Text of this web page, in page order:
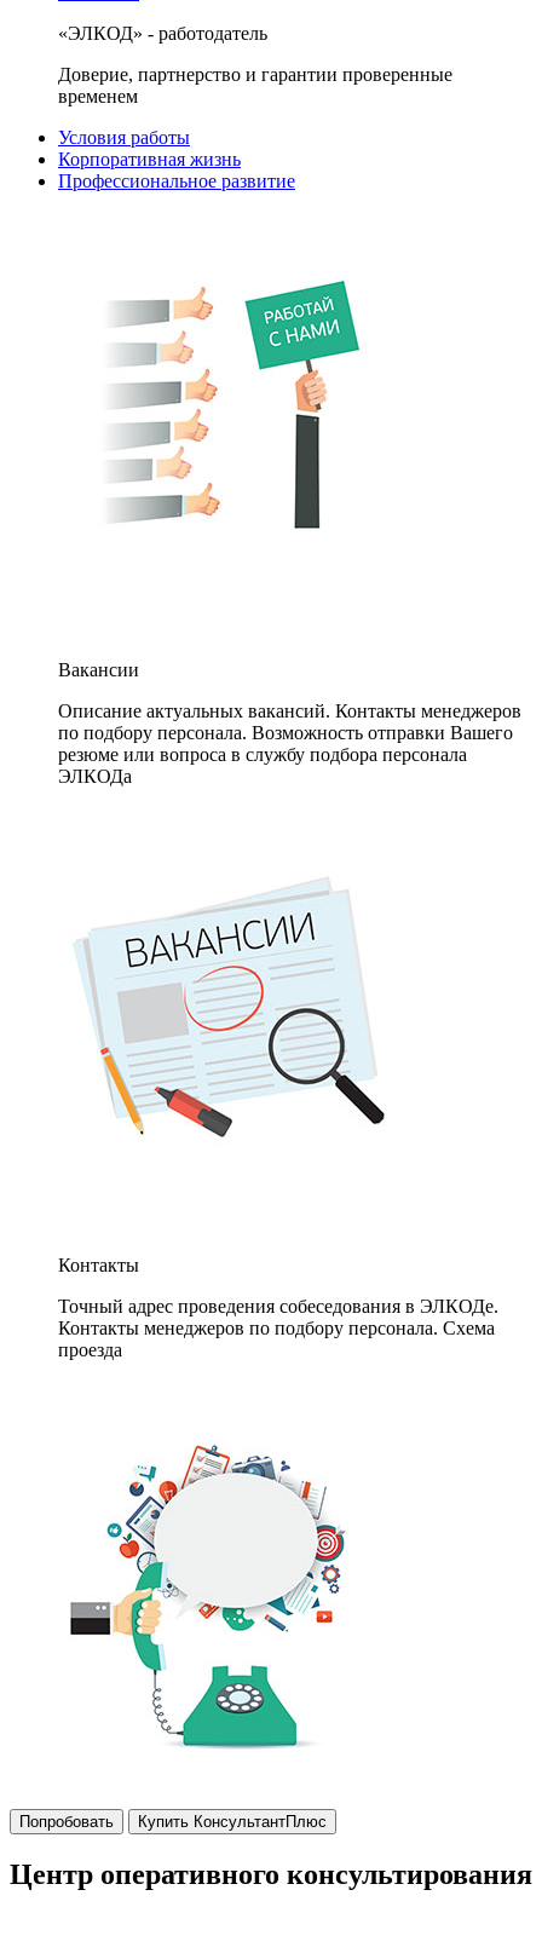
«ЭЛКОД» - работодатель
Доверие, партнерство и гарантии проверенные
временем
Условия работы
Корпоративная жизнь
Профессиональное развитие
Вакансии
Описание актуальных вакансий. Контакты менеджеров
по подбору персонала. Возможность отправки Вашего
резюме или вопроса в службу подбора персонала
ЭЛКОДа
Контакты
Точный адрес проведения собеседования в ЭЛКОДе.
Контакты менеджеров по подбору персонала. Схема
проезда
Попробовать Купить КонсультантПлюс
Центр оперативного консультирования